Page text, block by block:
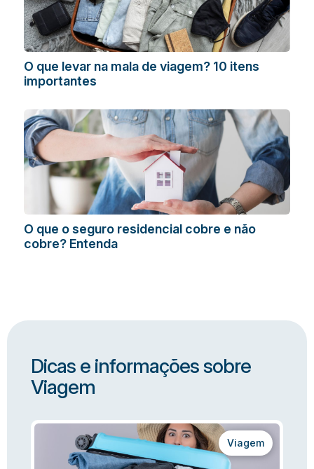
O que levar na mala de viagem? 10 itens
importantes
O que o seguro residencial cobre e não
cobre? Entenda
Dicas e informações sobre
Viagem
Viagem